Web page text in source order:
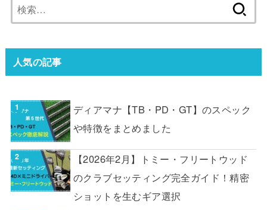
索:
人気の記事
ディアマナ【TB・PD・GT】のスペック
や特徴をまとめました
【2026年2月】トミー・フリートウッド
のクラブセッティング完全ガイド！精密
ショットを生むギア選択